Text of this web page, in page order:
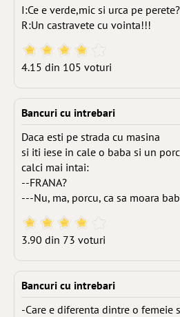
I:Ce e verde,mic si urca pe
R:Un castravete cu vointa!!!
4.15 din 105 voturi
Bancuri cu intrebari
Daca esti pe strada cu masina
si iti iese in cale o baba si un
calci mai intai:
--FRANA?
---Nu, ma, porcu, ca sa moara
3.90 din 73 voturi
Bancuri cu intrebari
-Care e diferenta dintre o femeie